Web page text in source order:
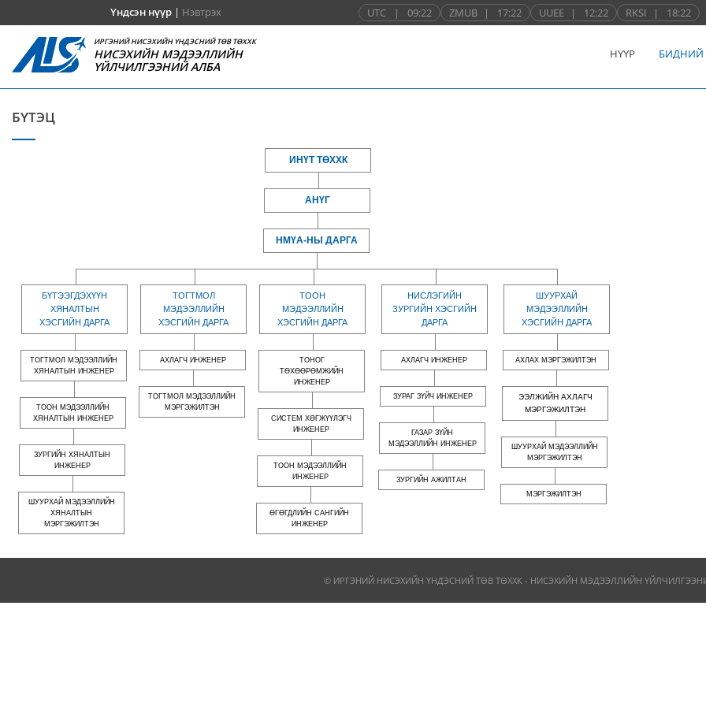
Үндсэн нүүр| Нэвтрэх UTC | 09:22 ZMUB | 17:22 UUEE | 12:22 RKSI | 18:22
ИРГЭНИЙ НИСЭХИЙН ҮНДЭСНИЙ ТӨВ ТӨХХК
НИСЭХИЙН МЭДЭЭЛЛИЙН
ҮЙЛЧИЛГЭЭНИЙ АЛБА
НҮҮР БИДНИЙ
БҮТЭЦ
ИНҮТ ТӨХХК
АНҮГ
НМҮА-НЫ ДАРГА
БҮТЭЭГДЭХҮҮН
ХЯНАЛТЫН
ХЭСГИЙН ДАРГА
ТОГТМОЛ МЭДЭЭЛЛИЙН
ХЯНАЛТЫН ИНЖЕНЕР
ТООН МЭДЭЭЛЛИЙН
ХЯНАЛТЫН ИНЖЕНЕР
ЗУРГИЙН ХЯНАЛТЫН
ИНЖЕНЕР
ШУУРХАЙ МЭДЭЭЛЛИЙН
ХЯНАЛТЫН
МЭРГЭЖИЛТЭН
ТОГТМОЛ
МЭДЭЭЛЛИЙН
ХЭСГИЙН ДАРГА
АХЛАГЧ ИНЖЕНЕР
ТОГТМОЛ МЭДЭЭЛЛИЙН
МЭРГЭЖИЛТЭН
ТООН
МЭДЭЭЛЛИЙН
ХЭСГИЙН ДАРГА
ТОНОГ
ТӨХӨӨРӨМЖИЙН
ИНЖЕНЕР
СИСТЕМ ХӨГЖҮҮЛЭГЧ
ИНЖЕНЕР
ТООН МЭДЭЭЛЛИЙН
ИНЖЕНЕР
ӨГӨГДЛИЙН САНГИЙН
ИНЖЕНЕР
НИСЛЭГИЙН
ЗУРГИЙН ХЭСГИЙН
ДАРГА
АХЛАГЧ ИНЖЕНЕР
ЗУРАГ ЗҮЙЧ ИНЖЕНЕР
ГАЗАР ЗҮЙН
МЭДЭЭЛЛИЙН ИНЖЕНЕР
ЗУРГИЙН АЖИЛТАН
ШУУРХАЙ
МЭДЭЭЛЛИЙН
ХЭСГИЙН ДАРГА
АХЛАХ МЭРГЭЖИЛТЭН
ЭЭЛЖИЙН АХЛАГЧ
МЭРГЭЖИЛТЭН
ШУУРХАЙ МЭДЭЭЛЛИЙН
МЭРГЭЖИЛТЭН
МЭРГЭЖИЛТЭН
© ИРГЭНИЙ НИСЭХИЙН ҮНДЭСНИЙ ТӨВ ТӨХХК - НИСЭХИЙН МЭДЭЭЛЛИЙН